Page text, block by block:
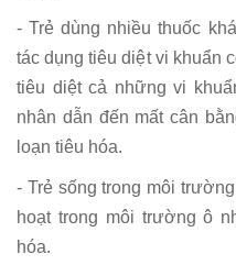
- Trẻ dùng nhiều thuốc
tác dụng tiêu diệt vi khuẩn
tiêu diệt cả những vi
nhân dẫn đến mất cân
loạn tiêu hóa.
- Trẻ sống trong môi
hoạt trong môi trường ô
hóa.